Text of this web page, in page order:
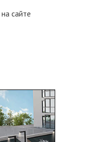
на сайте